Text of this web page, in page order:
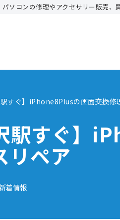
ソコンの修理やアクセサリー販売、
駅すぐ】iPhone8Plusの画面交換
駅すぐ】
リペア
着情報